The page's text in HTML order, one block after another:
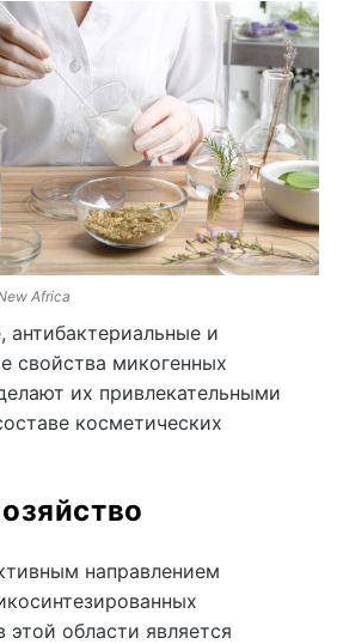
Africa
антибактериальные и
свойства микогенных
их привлекательными
косметических
направлением
этой области является